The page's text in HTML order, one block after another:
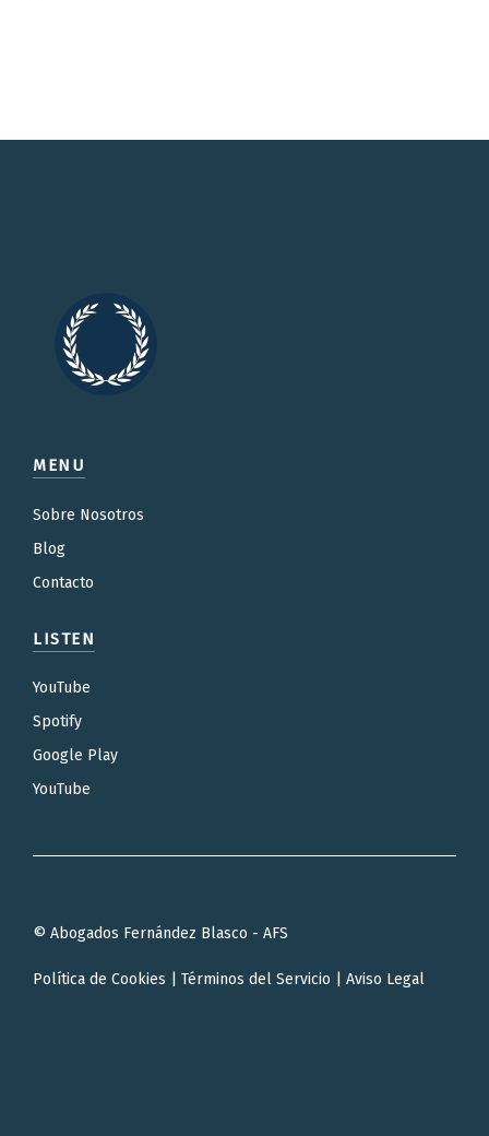
MENU
Sobre Nosotros
Blog
Contacto
LISTEN
YouTube
Spotify
Google Play
YouTube
© Abogados Fernández Blasco - AFS
Política de Cookies Términos del Servicio Aviso Legal